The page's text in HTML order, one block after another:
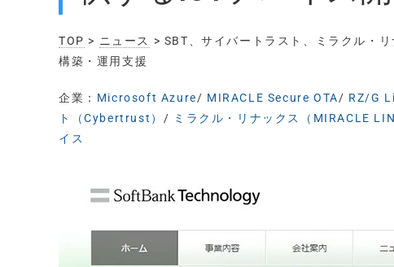
TOP > ニュース
> SBT、サイバートラスト、ミラクル・
構築・運用支援
企業： Microsoft Azure/ MIRACLE Secure OTA/ RZ/G
ト（Cybertrust） / ミラクル・リナックス（MIRACLE
イス